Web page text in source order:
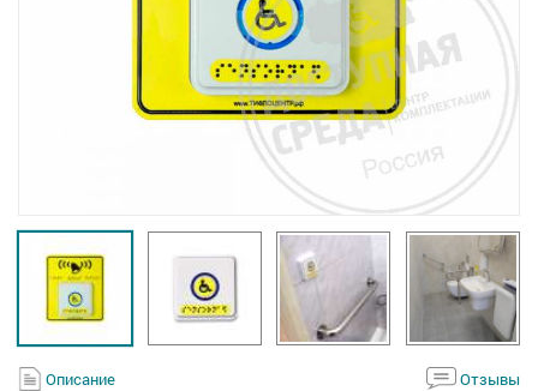
Описание Отзывы